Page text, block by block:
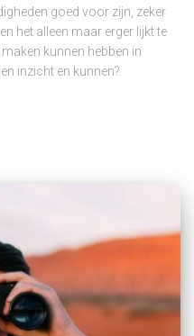
goed voor zijn, zeker
het alleen maar erger lijkt te
kunnen hebben in
inzicht en kunnen?